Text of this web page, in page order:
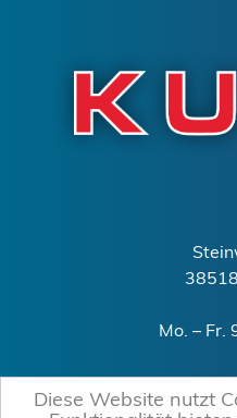
Diese Website nutzt
Mo. – Fr.
0151 –